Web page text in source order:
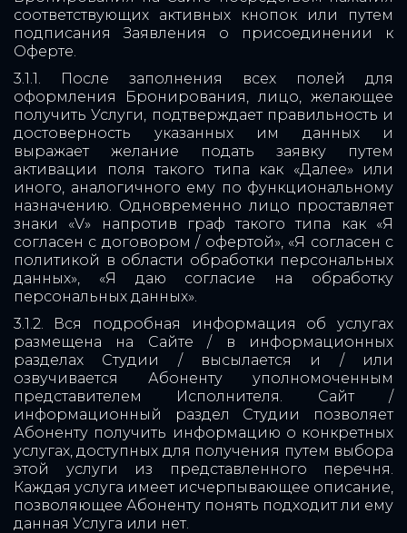
соответствующих активных кнопок или путем
подписания Заявления о присоединении к
Оферте.
3.1.1. После заполнения всех полей для
оформления Бронирования, лицо, желающее
получить Услуги, подтверждает правильность и
достоверность указанных им данных и
выражает желание подать заявку путем
активации поля такого типа как «Далее» или
иного, аналогичного ему по функциональному
назначению. Одновременно лицо проставляет
знаки «V» напротив граф такого типа как «Я
согласен с договором / офертой», «Я согласен с
политикой в области обработки персональных
данных», «Я даю согласие на обработку
персональных данных».
3.1.2. Вся подробная информация об услугах
размещена на Сайте / в информационных
разделах Студии / высылается и / или
озвучивается Абоненту уполномоченным
представителем Исполнителя. Сайт /
информационный раздел Студии позволяет
Абоненту получить информацию о конкретных
услугах, доступных для получения путем выбора
этой услуги из представленного перечня.
Каждая услуга имеет исчерпывающее описание,
позволяющее Абоненту понять подходит ли ему
данная Услуга или нет.